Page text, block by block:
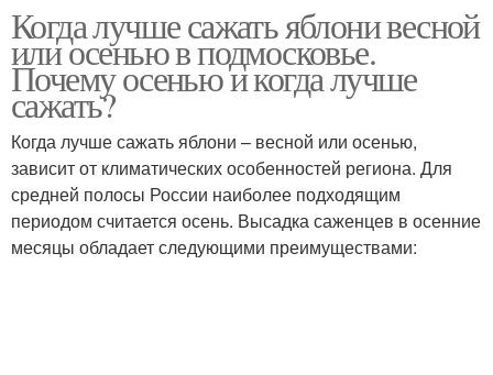
Когда лучше сажать яблони весной
или осенью в подмосковье.
Почему осенью и когда лучше
сажать?
Когда лучше сажать яблони – весной или осенью,
зависит от климатических особенностей региона. Для
средней полосы России наиболее подходящим
периодом считается осень. Высадка саженцев в осенние
месяцы обладает следующими преимуществами: